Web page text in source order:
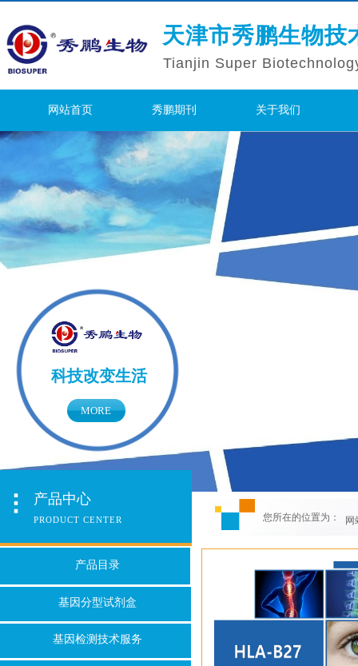
天津市秀鹏生物技
Tianjin Super
网站首页 秀鹏期刊 关于我们
科技改变生活
MORE
产品中心
您所在的位置为：
PRODUCT CENTER 网
产品目录
基因分型试剂盒
基因检测技术服务